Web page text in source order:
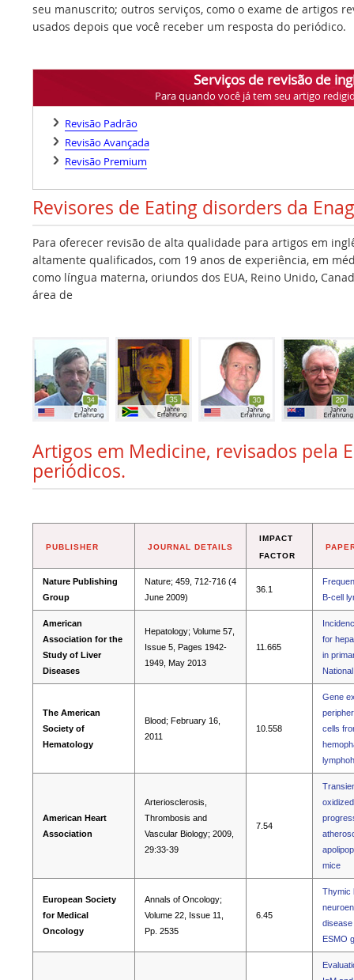
seu manuscrito; outros serviços, como o exame de artigos
usados depois que você receber um resposta do periódico.
Serviços de revisão de
Para quando você já tem seu artigo
Revisão Padrão
Revisão Avançada
Revisão Premium
Revisores de Eating disorders da
Para oferecer revisão de alta qualidade para artigos em
altamente qualificados, com 19 anos de experiência, em
como língua materna, oriundos dos EUA, Reino Unido,
área de
Artigos em Medicine, revisados pela
periódicos.
PUBLISHER JOURNAL DETAILS
IMPACT
FACTOR
Nature Publishing
Group
Nature; 459, 712-716 (4
June 2009)
36.1
B-cell
American
Association for the
Study of Liver
Diseases
Hepatology; Volume 57,
Issue 5, Pages 1942-
1949, May 2013
11.665
for
in
The American
Society of
Hematology
Blood; February 16,
2011
10.558
Gene
cells
American Heart
Association
Arteriosclerosis,
Thrombosis and
Vascular Biology; 2009,
29:33-39
7.54
mice
European Society
for Medical
Oncology
Annals of Oncology;
Volume 22, Issue 11,
Pp. 2535
6.45
Thymic
disease
ESMO